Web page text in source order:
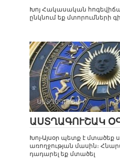
Խոյ Հակասական
ընկնում եք մտորումների
ԱՍՏՂԱԳՈՒՇԱԿ
ԱՍՏՂԱԳՈՒՇԱԿ
Խոյ-Այսօր պետք է մտածեք
առողջության մասին։
դադարել եք մտածել